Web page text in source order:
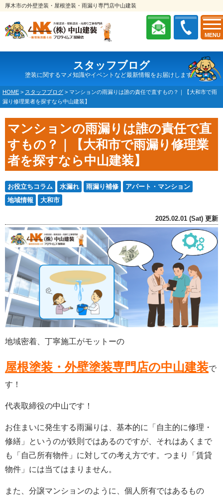
MENU
厚木市の外壁塗装・屋根塗装・雨漏り専門店中山建装
スタッフブログ
塗装に関するマメ知識やイベントなど最新情報をお届けします！
HOME > スタッフブログ > マンションの雨漏りは誰の責任で直すもの？｜【大和市で雨
漏り修理業者を探すなら中山建装】
マンションの雨漏りは誰の責任で直
すもの？｜【大和市で雨漏り修理業
者を探すなら中山建装】
お役立ちコラム 水漏れ 雨漏り補修
アパート・マンション
地域情報
大和市
2025.02.01 (Sat) 更新
地域密着、丁寧施工がモットーの
屋根塗装・外壁塗装専門店の中山建装で
す！
代表取締役の中山です！
お住まいに発生する雨漏りは、基本的に「自主的に修理・
修繕」というのが鉄則ではあるのですが、それはあくまで
も「自己所有物件」に対しての考え方です。つまり「賃貸
物件」には当てはまりません。
また、分譲マンションのように、個人所有ではあるもの